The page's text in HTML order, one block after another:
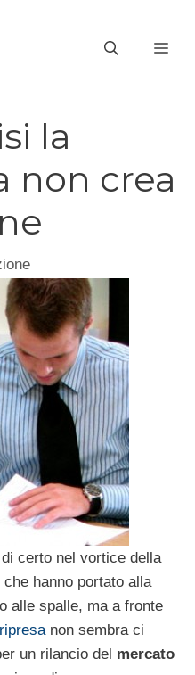
la
non crea
certo nel vortice della
hanno portato alla
alle spalle, ma a fronte
ripresanon sembra ci
un rilancio del mercato